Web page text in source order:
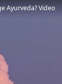
Ayurveda? Video